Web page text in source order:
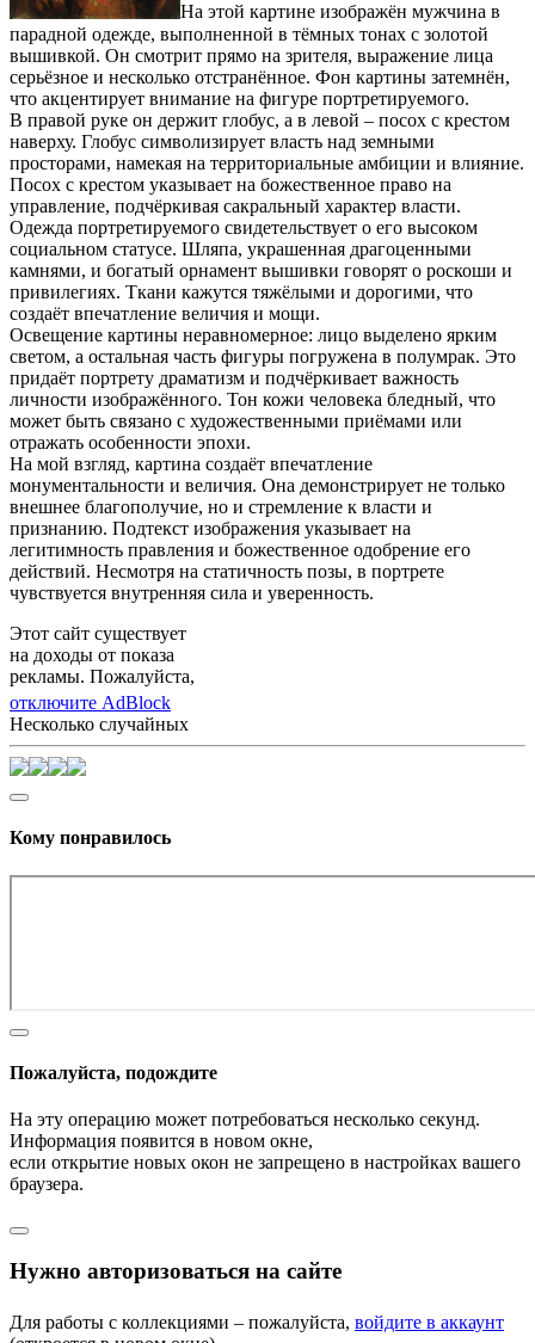
На этой картине изображён мужчина в
парадной одежде, выполненной в тёмных тонах с золотой
вышивкой. Он смотрит прямо на зрителя, выражение лица
серьёзное и несколько отстранённое. Фон картины затемнён,
что акцентирует внимание на фигуре портретируемого.
В правой руке он держит глобус, а в левой – посох с крестом
наверху. Глобус символизирует власть над земными
просторами, намекая на территориальные амбиции и влияние.
Посох с крестом указывает на божественное право на
управление, подчёркивая сакральный характер власти.
Одежда портретируемого свидетельствует о его высоком
социальном статусе. Шляпа, украшенная драгоценными
камнями, и богатый орнамент вышивки говорят о роскоши и
привилегиях. Ткани кажутся тяжёлыми и дорогими, что
создаёт впечатление величия и мощи.
Освещение картины неравномерное: лицо выделено ярким
светом, а остальная часть фигуры погружена в полумрак. Это
придаёт портрету драматизм и подчёркивает важность
личности изображённого. Тон кожи человека бледный, что
может быть связано с художественными приёмами или
отражать особенности эпохи.
На мой взгляд, картина создаёт впечатление
монументальности и величия. Она демонстрирует не только
внешнее благополучие, но и стремление к власти и
признанию. Подтекст изображения указывает на
легитимность правления и божественное одобрение его
действий. Несмотря на статичность позы, в портрете
чувствуется внутренняя сила и уверенность.
Этот сайт существует
на доходы от показа
рекламы. Пожалуйста,
отключите AdBlock
Несколько случайных
Кому понравилось
Пожалуйста, подождите
На эту операцию может потребоваться несколько секунд.
Информация появится в новом окне,
если открытие новых окон не запрещено в настройках вашего
браузера.
Нужно авторизоваться на сайте
Для работы с коллекциями – пожалуйста, войдите в аккаунт